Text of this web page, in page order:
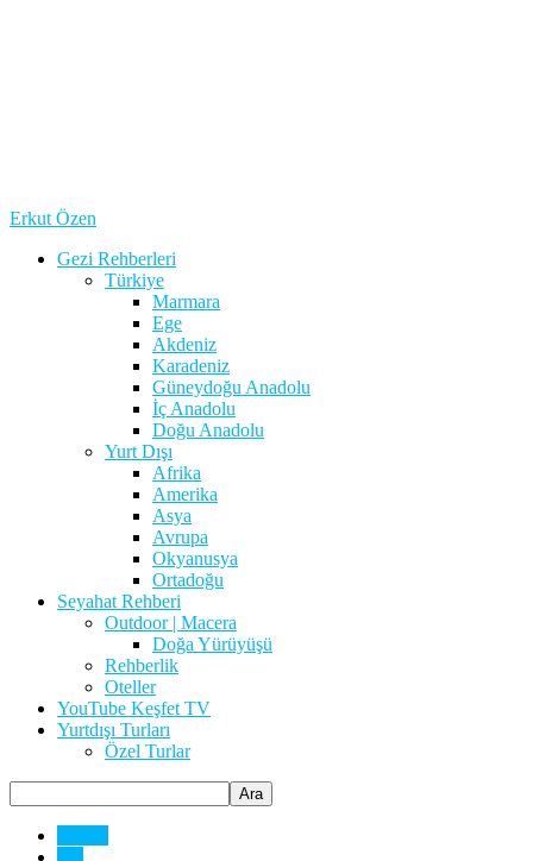
Erkut Özen
Gezi Rehberleri
Türkiye
Marmara
Ege
Akdeniz
Karadeniz
Güneydoğu Anadolu
İç Anadolu
Doğu Anadolu
Yurt Dışı
Afrika
Amerika
Asya
Avrupa
Okyanusya
Ortadoğu
Seyahat Rehberi
Outdoor | Macera
Doğa Yürüyüşü
Rehberlik
Oteller
YouTube Keşfet TV
Yurtdışı Turları
Özel Turlar